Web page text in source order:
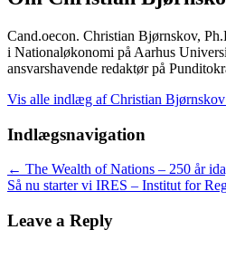
Cand.oecon. Christian Bjørnskov,
i Nationaløkonomi på Aarhus
ansvarshavende redaktør på
Vis alle indlæg af Christian Bjørnskov
Indlægsnavigation
← The Wealth of Nations – 250 år
Så nu starter vi IRES – Institut for
Leave a Reply